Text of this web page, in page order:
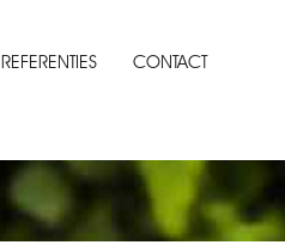
REFERENTIES CONTACT